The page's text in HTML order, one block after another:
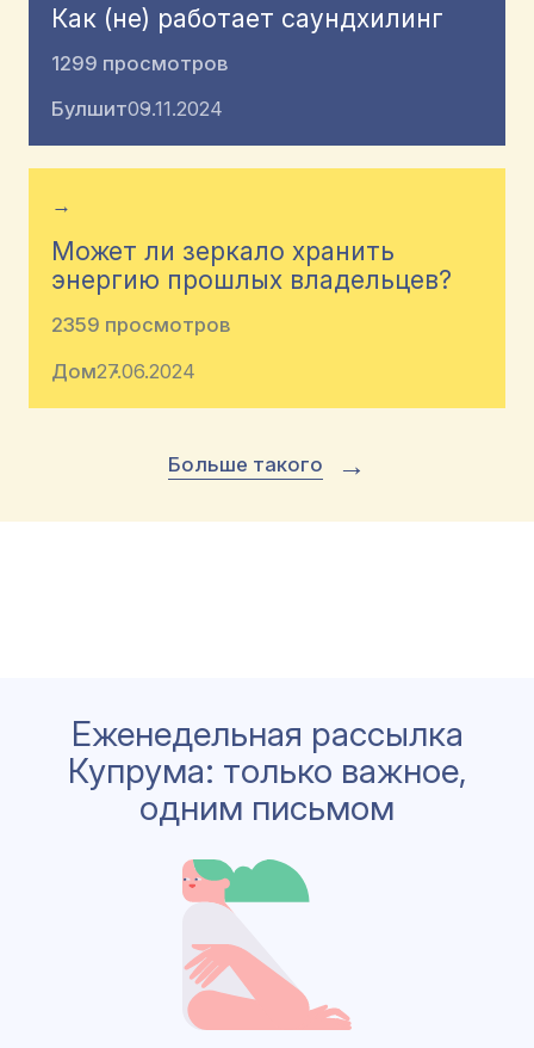
Как (не) работает саундхилинг
1299 просмотров
Булшит09.11.2024
→
Может ли зеркало хранить
энергию прошлых владельцев?
2359 просмотров
Дом27.06.2024
Больше такого →
Еженедельная рассылка
Купрума: только важное,
одним письмом